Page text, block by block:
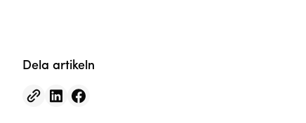
Dela artikeln